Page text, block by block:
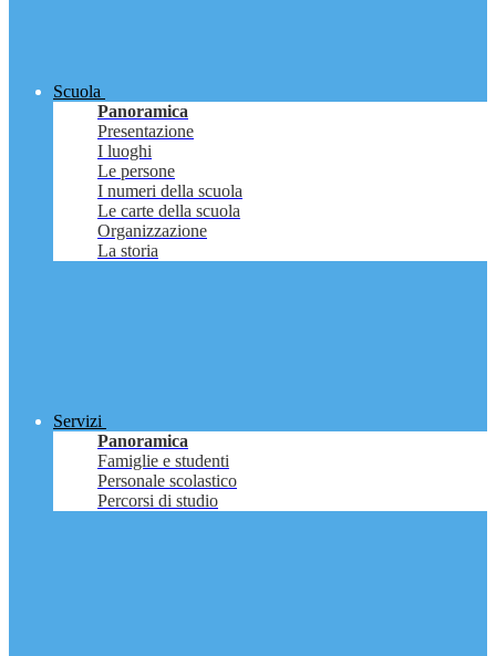
Scuola
Panoramica
Presentazione
I luoghi
Le persone
I numeri della scuola
Le carte della scuola
Organizzazione
La storia
Servizi
Panoramica
Famiglie e studenti
Personale scolastico
Percorsi di studio